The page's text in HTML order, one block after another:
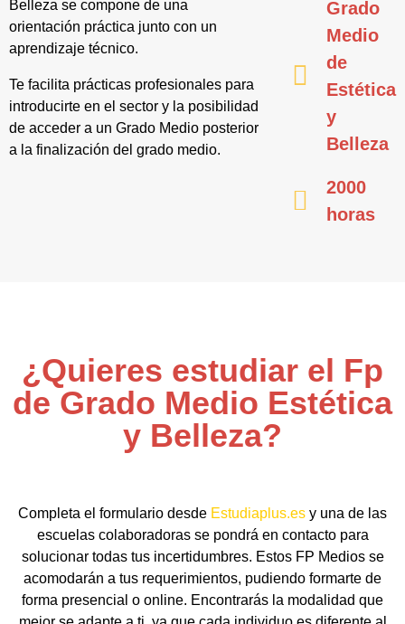
Belleza se compone de una
orientación práctica junto con un
aprendizaje técnico.
Te facilita prácticas profesionales para
introducirte en el sector y la posibilidad
de acceder a un Grado Medio posterior
a la finalización del grado medio.
Grado
Medio
de
Estética
y
Belleza
2000
horas
¿Quieres estudiar el Fp
de Grado Medio Estética
y Belleza?
Completa el formulario desde Estudiaplus.es y una de las
escuelas colaboradoras se pondrá en contacto para
solucionar todas tus incertidumbres. Estos FP Medios se
acomodarán a tus requerimientos, pudiendo formarte de
forma presencial o online. Encontrarás la modalidad que